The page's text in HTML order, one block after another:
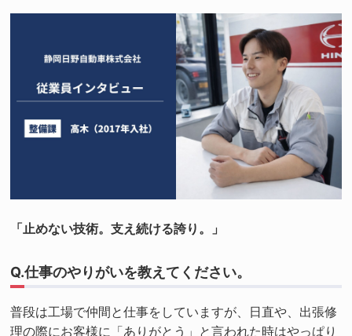
「止めない技術。支え続ける誇り。」
Q.仕事のやりがいを教えてください。
普段は工場で仲間と仕事をしていますが、日直や、出張修
理の際にお客様に「ありがとう」と言われた時はやっぱり